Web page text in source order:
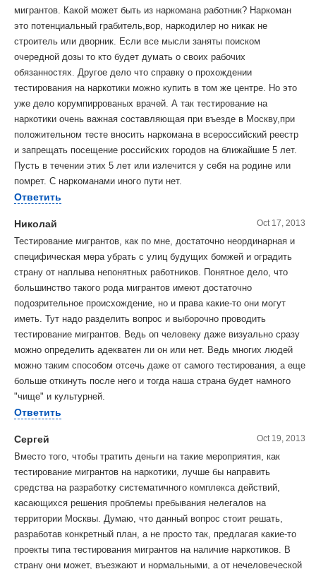
мигрантов. Какой может быть из наркомана работник? Наркоман
это потенциальный грабитель,вор, наркодилер но никак не
строитель или дворник. Если все мысли заняты поиском
очередной дозы то кто будет думать о своих рабочих
обязанностях. Другое дело что справку о прохождении
тестирования на наркотики можно купить в том же центре. Но это
уже дело корумпиррованых врачей. А так тестирование на
наркотики очень важная составляющая при въезде в Москву,при
положительном тесте вносить наркомана в всероссийский реестр
и запрещать посещение российских городов на ближайшие 5 лет.
Пусть в течении этих 5 лет или излечится у себя на родине или
помрет. С наркоманами иного пути нет.
Ответить
Николай Oct 17, 2013
Тестирование мигрантов, как по мне, достаточно неординарная и
специфическая мера убрать с улиц будущих бомжей и оградить
страну от наплыва непонятных работников. Понятное дело, что
большинство такого рода мигрантов имеют достаточно
подозрительное происхождение, но и права какие-то они могут
иметь. Тут надо разделить вопрос и выборочно проводить
тестирование мигрантов. Ведь оп человеку даже визуально сразу
можно определить адекватен ли он или нет. Ведь многих людей
можно таким способом отсечь даже от самого тестирования, а еще
больше откинуть после него и тогда наша страна будет намного
"чище" и культурней.
Ответить
Сергей Oct 19, 2013
Вместо того, чтобы тратить деньги на такие мероприятия, как
тестирование мигрантов на наркотики, лучше бы направить
средства на разработку систематичного комплекса действий,
касающихся решения проблемы пребывания нелегалов на
территории Москвы. Думаю, что данный вопрос стоит решать,
разработав конкретный план, а не просто так, предлагая какие-то
проекты типа тестирования мигрантов на наличие наркотиков. В
страну они может, въезжают и нормальными, а от нечеловеческой